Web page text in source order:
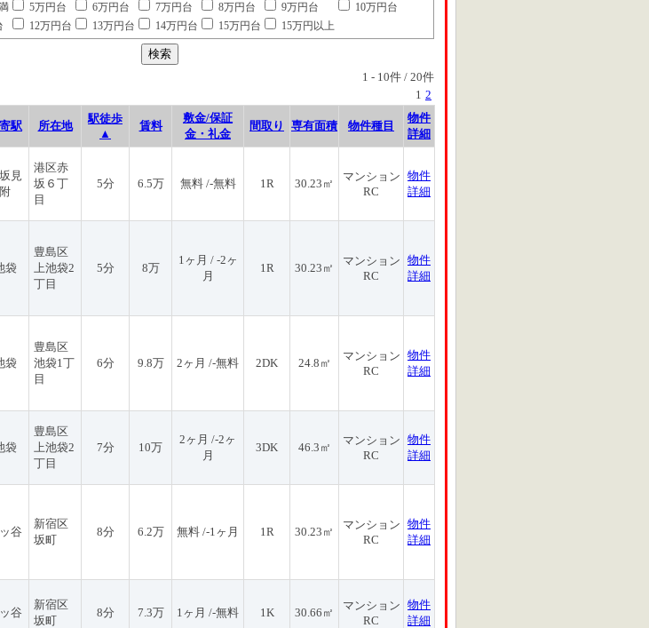
5万円台 6万円台 7万円台 8万円台 9万円台
10万円台
12万円台 13万円台 14万円台 15万円台 15万円以上
1 - 10件 / 20件
1 2
駅 所在地
駅徒歩
▲
賃料
敷金/保証
金・礼金
間取り 専有面積 物件種目
物件
詳細
見
附
港区赤
坂６丁
目
5分 6.5万 無料 /-無料 1R 30.23㎡
マンション
RC
物件
詳細
袋
豊島区
上池袋2
丁目
5分 8万
1ヶ月 / -2ヶ
月
1R 30.23㎡
マンション
RC
物件
詳細
袋
豊島区
池袋1丁
目
6分 9.8万 2ヶ月 /-無料 2DK 24.8㎡
マンション
RC
物件
詳細
袋
豊島区
上池袋2
丁目
7分 10万
2ヶ月 /-2ヶ
月
3DK 46.3㎡
マンション
RC
物件
詳細
谷
新宿区
坂町
8分 6.2万 無料 /-1ヶ月 1R 30.23㎡
マンション
RC
物件
詳細
谷
新宿区
坂町
8分 7.3万 1ヶ月 /-無料 1K 30.66㎡
マンション
RC
物件
詳細